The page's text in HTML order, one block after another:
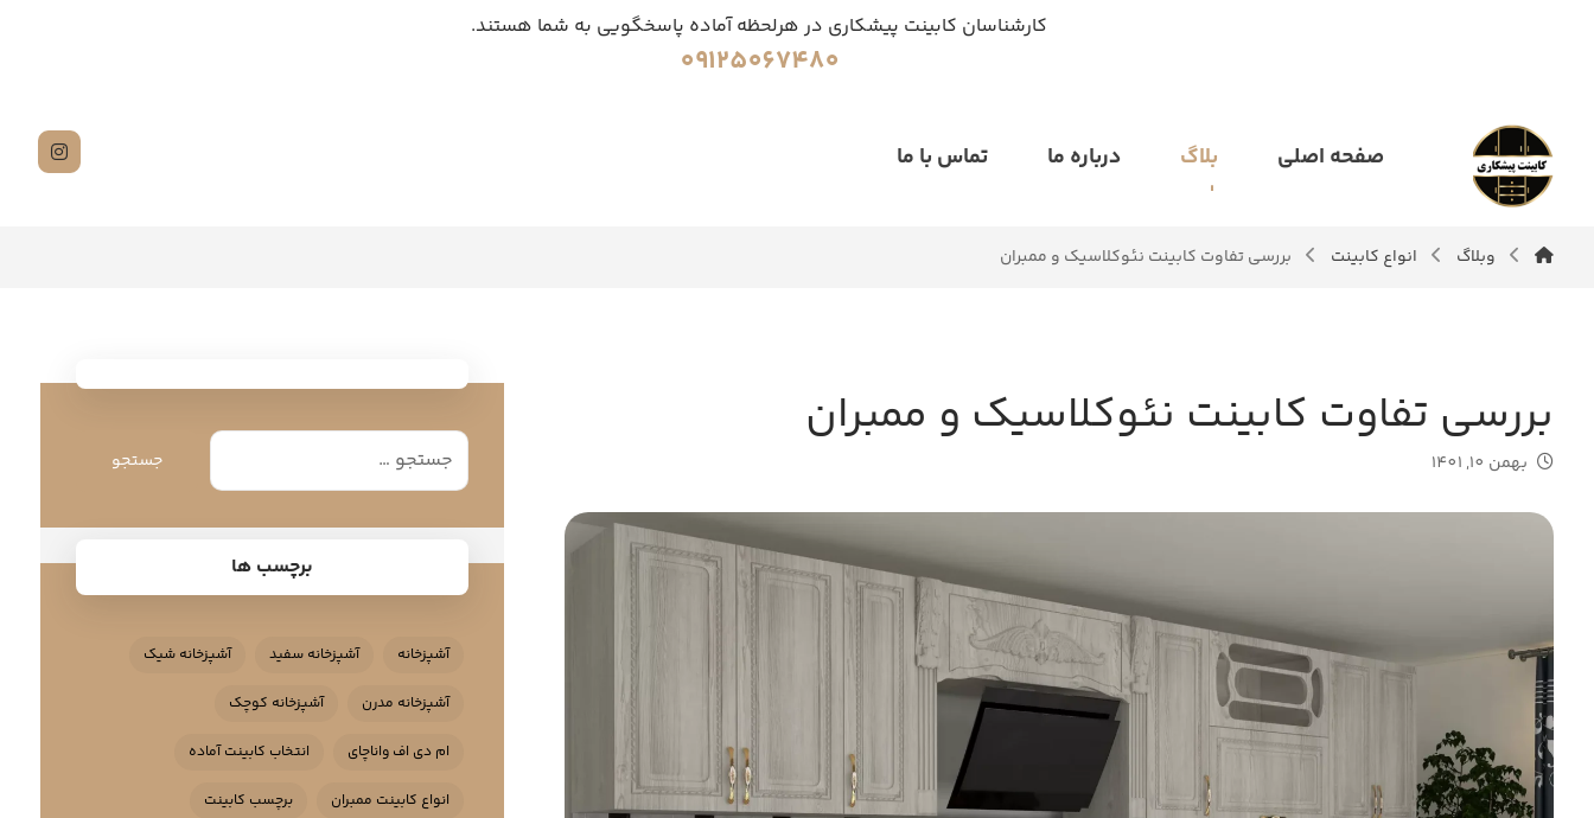
کارشناسان کابینت پیشکاری در هرلحظه آماده پاسخگویی به شما هستند.
09125067480
صفحه اصلی بلاگ درباره ما تماس با ما
وبلاگ انواع کابینت بررسی تفاوت کابینت نئوکلاسیک و ممبران
بررسی تفاوت کابینت نئوکلاسیک و ممبران
بهمن 10, 1401 جستجو
برچسب ها
آشپزخانه آشپزخانه سفید آشپزخانه شیک
آشپزخانه مدرن آشپزخانه کوچک
ام دی اف واناچای انتخاب کابینت آماده
انواع کابینت ممبران برچسب کابینت